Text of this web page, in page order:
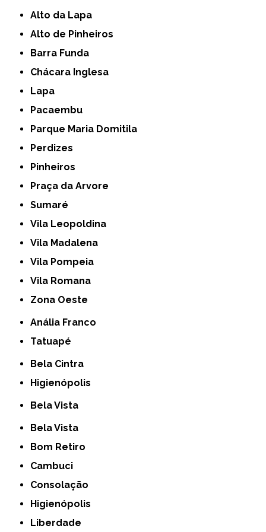
Alto da Lapa
Alto de Pinheiros
Barra Funda
Chácara Inglesa
Lapa
Pacaembu
Parque Maria Domitila
Perdizes
Pinheiros
Praça da Arvore
Sumaré
Vila Leopoldina
Vila Madalena
Vila Pompeia
Vila Romana
Zona Oeste
Anália Franco
Tatuapé
Bela Cintra
Higienópolis
Bela Vista
Bela Vista
Bom Retiro
Cambuci
Consolação
Higienópolis
Liberdade